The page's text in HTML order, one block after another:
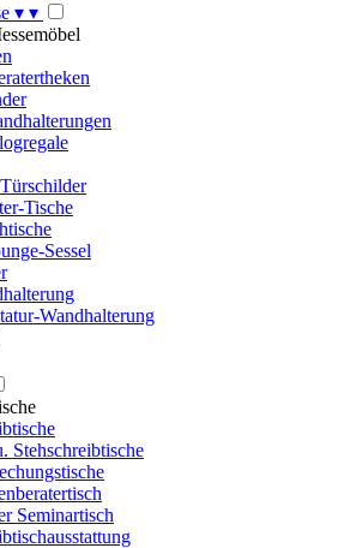
▾ ▾
Tische
Sessel
Wandhalterung
Stehschreibtische
Seminartisch